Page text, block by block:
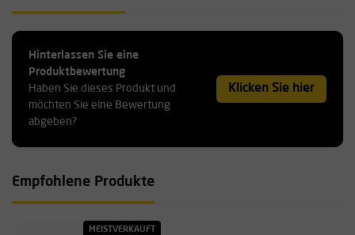
Hinterlassen Sie eine
Produktbewertung
Haben Sie dieses Produkt und
möchten Sie eine Bewertung
abgeben?
Klicken Sie hier
Empfohlene Produkte
MEISTVERKAUFT